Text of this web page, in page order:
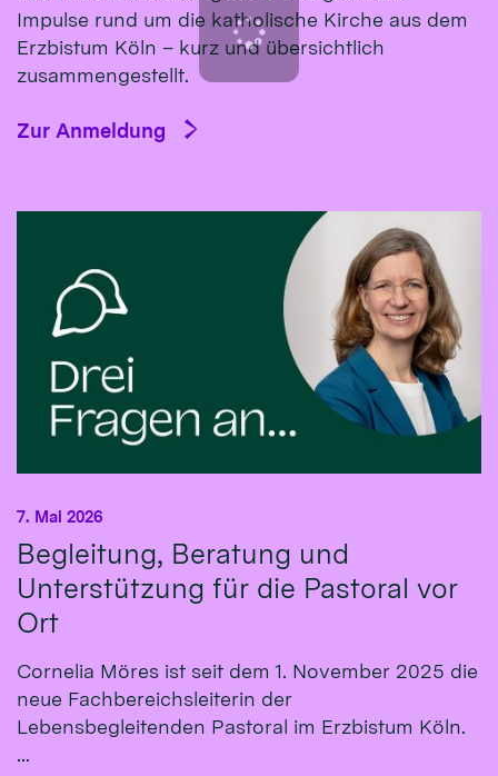
Impulse rund um die katholische Kirche aus dem
Erzbistum Köln – kurz und übersichtlich
zusammengestellt.
Zur Anmeldung
Begleitung, Beratung und
Unterstützung für die Pastoral vor
Ort
7. Mai 2026
Cornelia Möres ist seit dem 1. November 2025 die
neue Fachbereichsleiterin der
Lebensbegleitenden Pastoral im Erzbistum Köln.
...